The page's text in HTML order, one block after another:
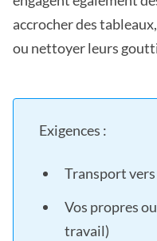
accrocher des
ou nettoyer leurs
Exigences :
Transport
Vos propres
travail)